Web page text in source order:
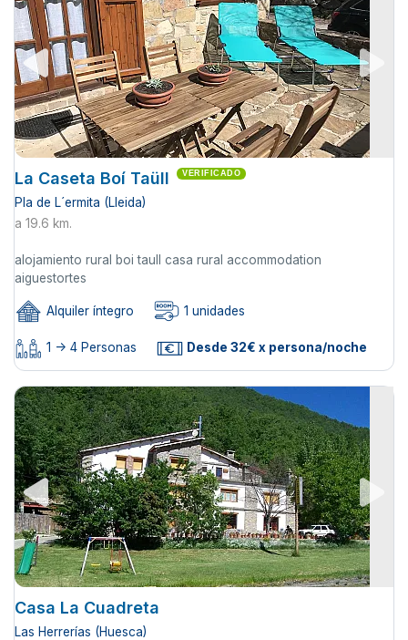
La Caseta Boí Taüll VERIFICADO
Pla de L´ermita (Lleida)
a 19.6 km.
alojamiento rural boi taull casa rural accommodation
aiguestortes
Alquiler íntegro 1 unidades
1 -> 4 Personas Desde 32€ x persona/noche
Casa La Cuadreta
Las Herrerías (Huesca)